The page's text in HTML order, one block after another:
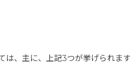
、主に、上記3つが挙げられま